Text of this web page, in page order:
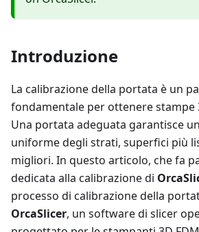
Introduzione
La calibrazione della portata è un
fondamentale per ottenere stampe
Una portata adeguata garantisce
uniforme degli strati, superfici più
migliori. In questo articolo, che fa
dedicata alla calibrazione di
processo di calibrazione della
OrcaSlicer, un software di slicer